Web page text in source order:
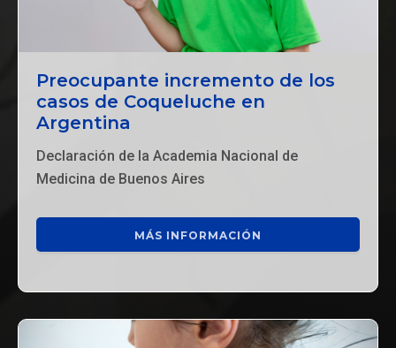
Preocupante incremento de los
casos de Coqueluche en
Argentina
Declaración de la Academia Nacional de
Medicina de Buenos Aires
MÁS INFORMACIÓN